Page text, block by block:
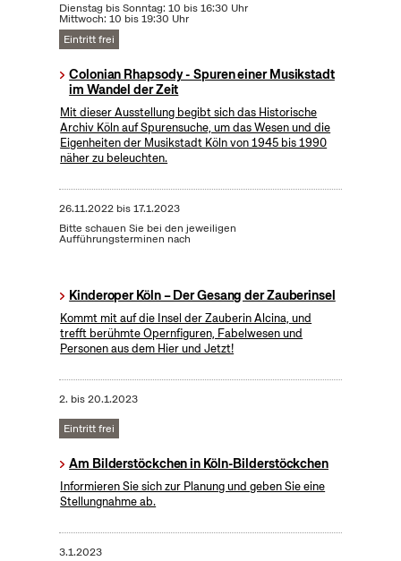
Dienstag bis Sonntag: 10 bis 16:30 Uhr
Mittwoch: 10 bis 19:30 Uhr
Eintritt frei
Colonian Rhapsody - Spuren einer Musikstadt
im Wandel der Zeit
Mit dieser Ausstellung begibt sich das Historische
Archiv Köln auf Spurensuche, um das Wesen und die
Eigenheiten der Musikstadt Köln von 1945 bis 1990
näher zu beleuchten.
26.11.2022bis17.1.2023
Bitte schauen Sie bei den jeweiligen
Aufführungsterminen nach
Kinderoper Köln – Der Gesang der Zauberinsel
Kommt mit auf die Insel der Zauberin Alcina, und
trefft berühmte Opernfiguren, Fabelwesen und
Personen aus dem Hier und Jetzt!
2. bis20.1.2023
Eintritt frei
Am Bilderstöckchen in Köln-Bilderstöckchen
Informieren Sie sich zur Planung und geben Sie eine
Stellungnahme ab.
3.1.2023